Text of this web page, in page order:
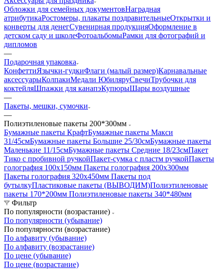
Обложки для семейных документовНаградная
атрибутикаРостомеры, плакаты поздравительныеОткрытки и
конверты для денегСувенирная продукцияОформление в
детском саду и школеФотоальбомыРамки для фотографий и
дипломов
—
Подарочная упаковка
КонфеттиЯзычки-гудкиФлаги (малый размер)Карнавальные
аксессуарыКолпакиМедали ЮбиляруСвечиТрубочки для
коктейляШпажки для канапэКупюрыШары воздушные
—
Пакеты, мешки, сумочки
—
Полиэтиленовые пакеты 200*300мм
Бумажные пакеты КрафтБумажные пакеты Mакси
31/45смБумажные пакеты Большие 25/30смБумажные пакеты
Маленькие 11/15смБумажные пакеты Средние 18/23смПакет
Тико с пробивной ручкойПакет-сумка с пластм ручкойПакеты
голография 100х150мм Пакеты голография 200х300мм
Пакеты голография 320x450мм Пакеты под
бутылкуПластиковые пакеты (ВЫВОДИМ)Полиэтиленовые
пакеты 170*200мм Полиэтиленовые пакеты 340*480мм
Фильтр
По популярности (возрастание)
По популярности (убывание)
По популярности (возрастание)
По алфавиту (убывание)
По алфавиту (возрастание)
По цене (убывание)
По цене (возрастание)